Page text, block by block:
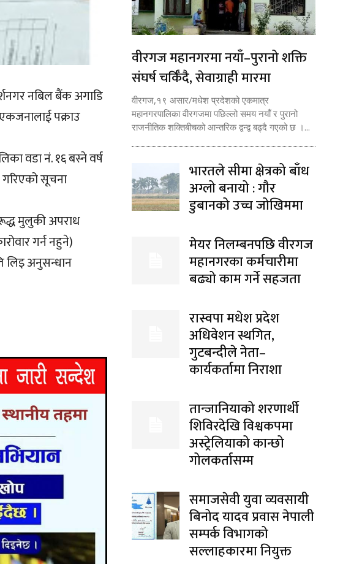
नबिल बैंक अगाडि
पक्राउ
वडा नं. १६ बस्ने वर्ष
सूचना
मुलुकी अपराध
गर्न नहुने)
लिइ अनुसन्धान
वीरगज महानगरमा नयाँ–पुरानो शक्ति
संघर्ष चर्किँदै, सेवाग्राही मारमा
वीरगज,१९ असार/मधेश प्रदेशको एकमात्र
महानगरपालिका वीरगजमा पछिल्लो समय नयाँ र पुरानो
राजनीतिक शक्तिबीचको आन्तरिक द्वन्द्व बढ्दै गएको छ ।...
भारतले सीमा क्षेत्रको बाँध
अग्लो बनायो : गौर
डुबानको उच्च जोखिममा
मेयर निलम्बनपछि वीरगज
महानगरका कर्मचारीमा
बढ्यो काम गर्ने सहजता
रास्वपा मधेश प्रदेश
अधिवेशन स्थगित,
गुटबन्दीले नेता–
कार्यकर्तामा निराशा
तान्जानियाको शरणार्थी
शिविरदेखि विश्वकपमा
अस्ट्रेलियाको कान्छो
गोलकर्तासम्म
समाजसेवी युवा व्यवसायी
बिनोद यादव प्रवास नेपाली
सम्पर्क विभागको
सल्लाहकारमा नियुक्त